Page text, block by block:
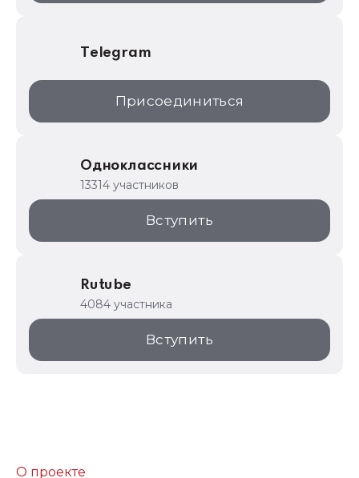
Telegram
Присоединиться
Одноклассники
13314 участников
Вступить
Rutube
4084 участника
Вступить
О проекте